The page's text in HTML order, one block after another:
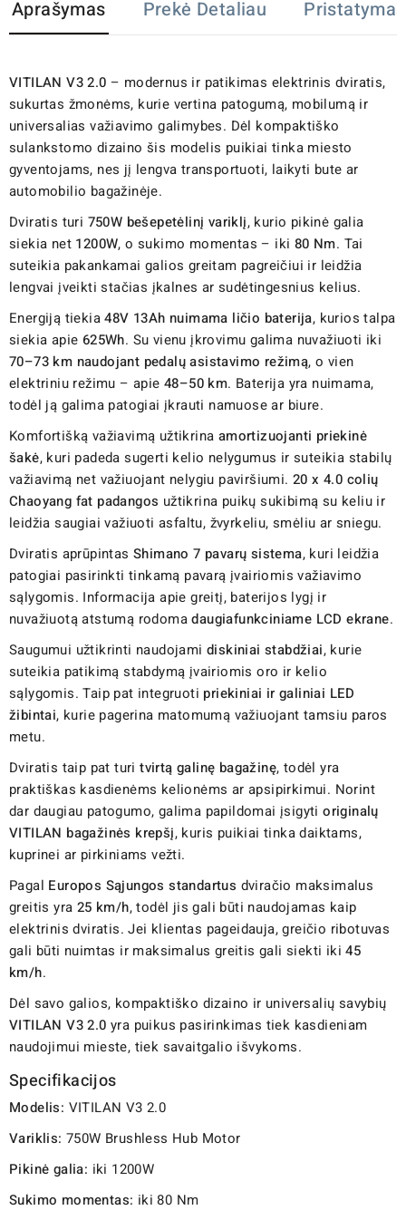
Aprašymas Prekė Detaliau Pristatymas
VITILAN V32.0– modernus ir patikimas elektrinis dviratis,
sukurtas žmonėms, kurie vertina patogumą, mobilumą ir
universalias važiavimo galimybes. Dėl kompaktiško
sulankstomo dizaino šis modelis puikiai tinka miesto
gyventojams, nes jį lengva transportuoti, laikyti bute ar
automobilio bagažinėje.
Dviratis turi 750W bešepetėlinį variklį, kurio pikinė galia
siekia net 1200W, o sukimo momentas – iki 80 Nm. Tai
suteikia pakankamai galios greitam pagreičiui ir leidžia
lengvai įveikti stačias įkalnes ar sudėtingesnius kelius.
Energiją tiekia48V 13Ah nuimama ličio baterija, kurios talpa
siekia apie 625Wh. Su vienu įkrovimu galima nuvažiuoti iki
70–73 km naudojant pedalų asistavimo režimą, o vien
elektriniu režimu – apie 48–50 km. Baterija yra nuimama,
todėl ją galima patogiai įkrauti namuose ar biure.
Komfortišką važiavimą užtikrina amortizuojanti priekinė
šakė, kuri padeda sugerti kelio nelygumus ir suteikia stabilų
važiavimą net važiuojant nelygiu paviršiumi. 20 x 4.0 colių
Chaoyang fat padangos užtikrina puikų sukibimą su keliu ir
leidžia saugiai važiuoti asfaltu, žvyrkeliu, smėliu ar sniegu.
Dviratis aprūpintas Shimano 7 pavarų sistema, kuri leidžia
patogiai pasirinkti tinkamą pavarą įvairiomis važiavimo
sąlygomis. Informacija apie greitį, baterijos lygį ir
nuvažiuotą atstumą rodomadaugiafunkciniame LCD ekrane.
Saugumui užtikrinti naudojami diskiniai stabdžiai, kurie
suteikia patikimą stabdymą įvairiomis oro ir kelio
sąlygomis. Taip pat integruoti priekiniai ir galiniai LED
žibintai, kurie pagerina matomumą važiuojant tamsiu paros
metu.
Dviratis taip pat turitvirtą galinę bagažinę, todėl yra
praktiškas kasdienėms kelionėms ar apsipirkimui. Norint
dar daugiau patogumo, galima papildomai įsigytioriginalų
VITILAN bagažinės krepšį, kuris puikiai tinka daiktams,
kuprinei ar pirkiniams vežti.
Pagal Europos Sąjungos standartus dviračio maksimalus
greitis yra 25 km/h, todėl jis gali būti naudojamas kaip
elektrinis dviratis. Jei klientas pageidauja, greičio ribotuvas
gali būti nuimtas ir maksimalus greitis gali siekti iki45
km/h.
Dėl savo galios, kompaktiško dizaino ir universalių savybių
VITILAN V32.0yra puikus pasirinkimas tiek kasdieniam
naudojimui mieste, tiek savaitgalio išvykoms.
Specifikacijos
Modelis: VITILAN V3 2.0
Variklis: 750W Brushless Hub Motor
Pikinė galia: iki 1200W
Sukimo momentas: iki 80 Nm